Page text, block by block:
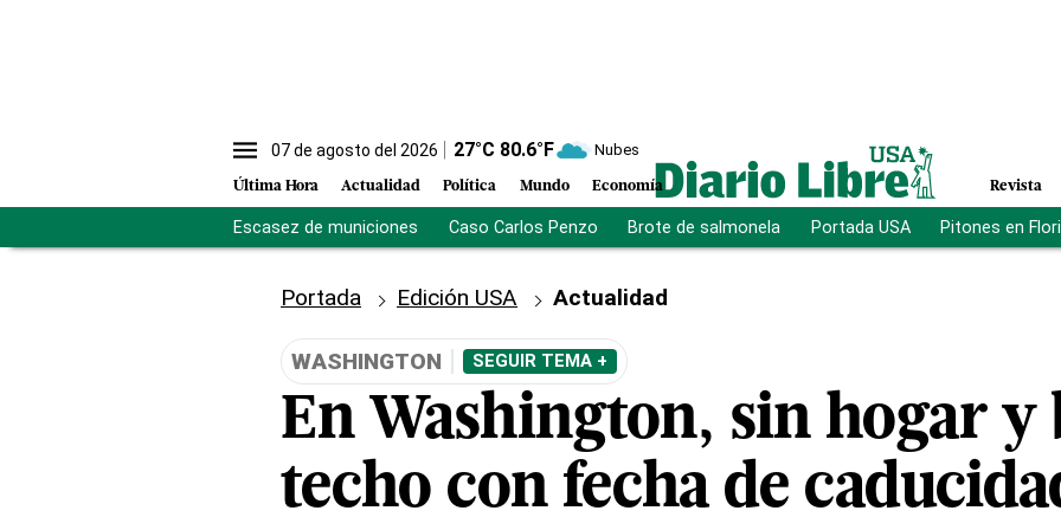
07 de agosto del 2026 27°C 80.6°F Nubes
Última Hora Actualidad Política Mundo Economía Revista
Escasez de municiones Caso Carlos Penzo Brote de salmonela Portada USA Pitones en
Portada Edición USA Actualidad
WASHINGTON SEGUIR TEMA +
En Washington, sin hogar y
techo con fecha de